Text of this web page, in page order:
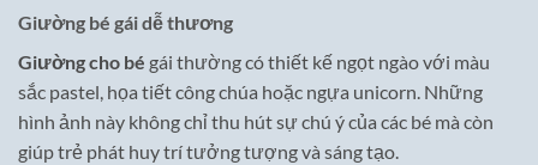
Giường bé gái dễ thương
Giường cho bé gái thường có thiết kế ngọt ngào với màu
sắc pastel, họa tiết công chúa hoặc ngựa unicorn. Những
hình ảnh này không chỉ thu hút sự chú ý của các bé mà còn
giúp trẻ phát huy trí tưởng tượng và sáng tạo.